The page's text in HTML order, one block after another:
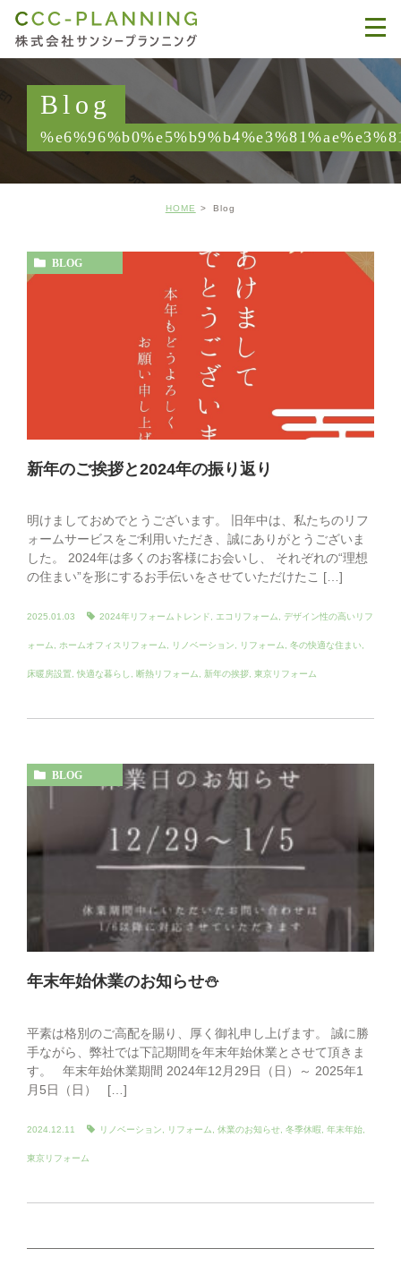
Blog
HOME Blog
BLOG
新年のご挨拶と2024年の振り返り
明けましておめでとうございます。 旧年中は、私たちのリフ
ォームサービスをご利用いただき、誠にありがとうございま
した。 2024年は多くのお客様にお会いし、 それぞれの“理想
の住まい”を形にするお手伝いをさせていただけたこ […]
2025.01.03 2024年リフォームトレンド, エコリフォーム, デザイン性の高いリフ
ォーム, ホームオフィスリフォーム, リノベーション, リフォーム, 冬の快適な住まい,
床暖房設置, 快適な暮らし , 断熱リフォーム, 新年の挨拶, 東京リフォーム
BLOG
年末年始休業のお知らせ⛄
平素は格別のご高配を賜り、厚く御礼申し上げます。 誠に勝
手ながら、弊社では下記期間を年末年始休業とさせて頂きま
す。 年末年始休業期間 2024年12月29日（日）～ 2025年1
月5日（日） […]
2024.12.11 リノベーション リフォーム 休業のお知らせ 冬季休暇 年末年始
東京リフォーム